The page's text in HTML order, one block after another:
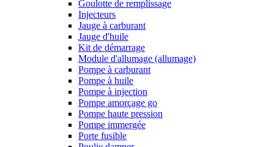
Goulotte de remplissage
Injecteurs
Jauge à carburant
Jauge d'huile
Kit de démarrage
Module d'allumage (allumage)
Pompe à carburant
Pompe à huile
Pompe à injection
Pompe amorçage go
Pompe haute pression
Pompe immergée
Porte fusible